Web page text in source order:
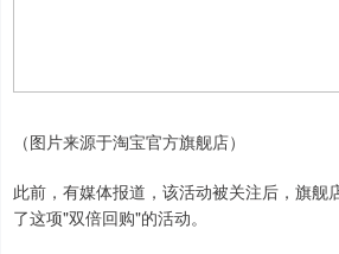
（图片来源于淘宝官方旗舰店）
此前，有媒体报道，该活动被关注后，旗舰
了这项"双倍回购"的活动。